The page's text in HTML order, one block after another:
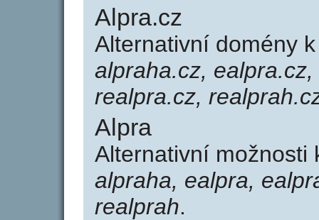
Alpra.cz
Alternativní domény
alpraha.cz,
realpra.cz,
Alpra
Alternativní
alpraha, ealpra,
realprah.